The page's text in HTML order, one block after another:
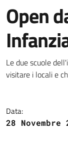
Open
Dettagli
Le due scuole
visitare i locali e
Data:
28 Novembre